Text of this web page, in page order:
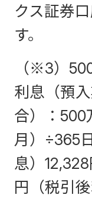
クス証券
す。
（※3）
利息（預
合）：500
月）÷365
息）
円（税引後